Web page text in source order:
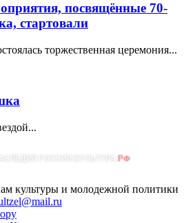
посвящённые 70-
стартовали
торжественная церемония...
культуры и молодежной политики